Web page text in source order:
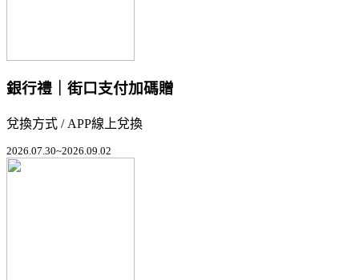
銀行禮｜街口支付加碼贈
兌換方式 / APP線上兌換
2026.07.30~2026.09.02